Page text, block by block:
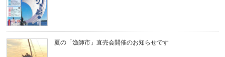
夏の「漁師市」直売会開催のお知らせです